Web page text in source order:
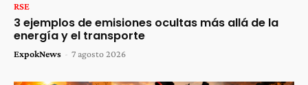
RSE
3 ejemplos de emisiones ocultas más allá de la
energía y el transporte
ExpokNews - 7 agosto 2026